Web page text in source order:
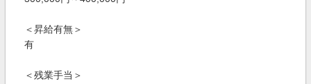
＜昇給有無＞
有
＜残業手当＞